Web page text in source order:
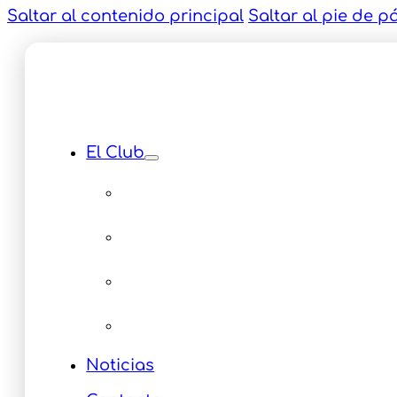
Saltar al contenido principal Saltar al pie de
El Club
Noticias